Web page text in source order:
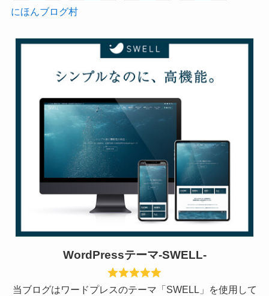
にほんブログ村
WordPressテーマ-SWELL-
当ブログはワードプレスのテーマ「SWELL」を使用して